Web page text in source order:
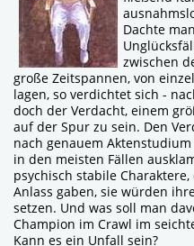
Dachte
zwischen
große Zeitspannen, von
lagen, so verdichtet sich -
doch der Verdacht, einem
auf der Spur zu sein. Den
nach genauem
in den meisten Fällen
psychisch stabile
Anlass gaben, sie würden
setzen. Und was soll man
Champion im Crawl im
Kann es ein Unfall sein?